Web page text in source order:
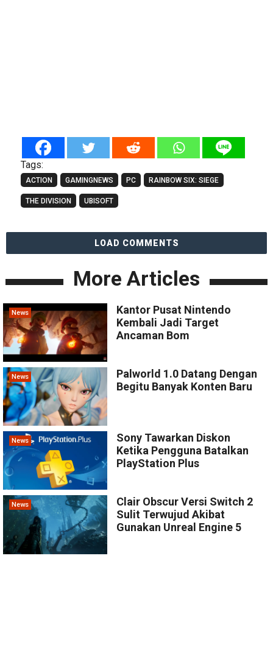
Tags:
ACTION GAMINGNEWS PC RAINBOW SIX: SIEGE
THE DIVISION UBISOFT
LOAD COMMENTS
More Articles
News
Kantor Pusat Nintendo
Kembali Jadi Target
Ancaman Bom
News
Palworld 1.0 Datang Dengan
Begitu Banyak Konten Baru
News
Sony Tawarkan Diskon
Ketika Pengguna Batalkan
PlayStation Plus
News
Clair Obscur Versi Switch 2
Sulit Terwujud Akibat
Gunakan Unreal Engine 5